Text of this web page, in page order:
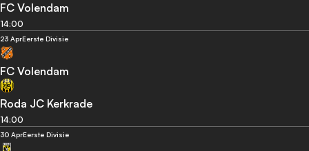
FC Volendam
14:00
23 AprEerste Divisie
FC Volendam
Roda JC Kerkrade
14:00
30 AprEerste Divisie